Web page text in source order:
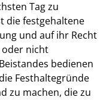
Tag zu
die festgehaltene
und auf ihr Recht
oder nicht
bedienen
Festhaltegründe
zu machen, die zu